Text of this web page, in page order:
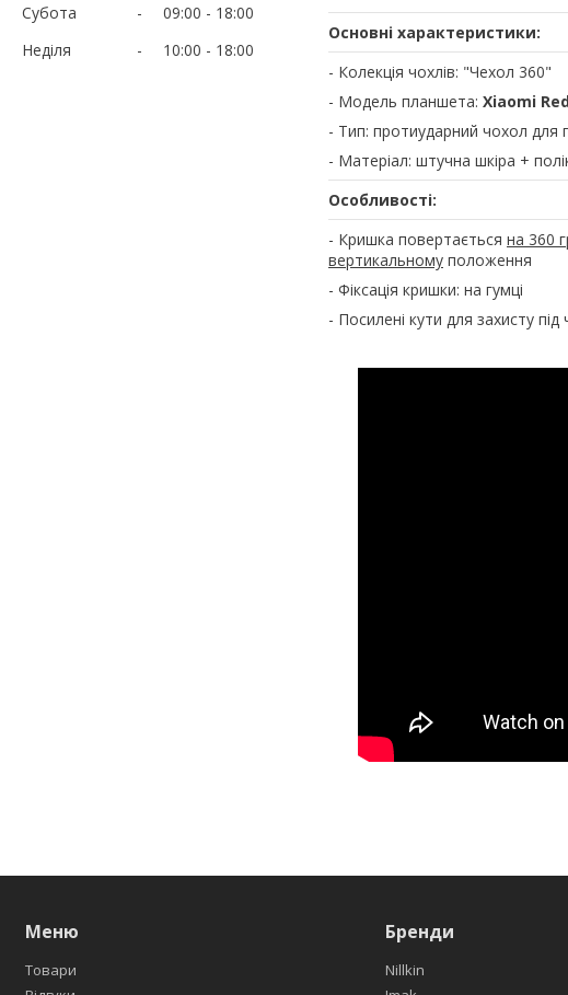
Субота
09:00
18:00
Неділя
10:00 18:00
Основні характеристики:
- Колекція чохлів: "Чехол 360"
- Модель планшета: Xiaomi
- Тип: протиударний чохол для
- Матеріал: штучна шкіра +
Особливості:
- Кришка повертається на 360
вертикальному положення
- Фіксація кришки: на гумці
- Посилені кути для захисту під
Меню
Товари
Бренди
Nillkin